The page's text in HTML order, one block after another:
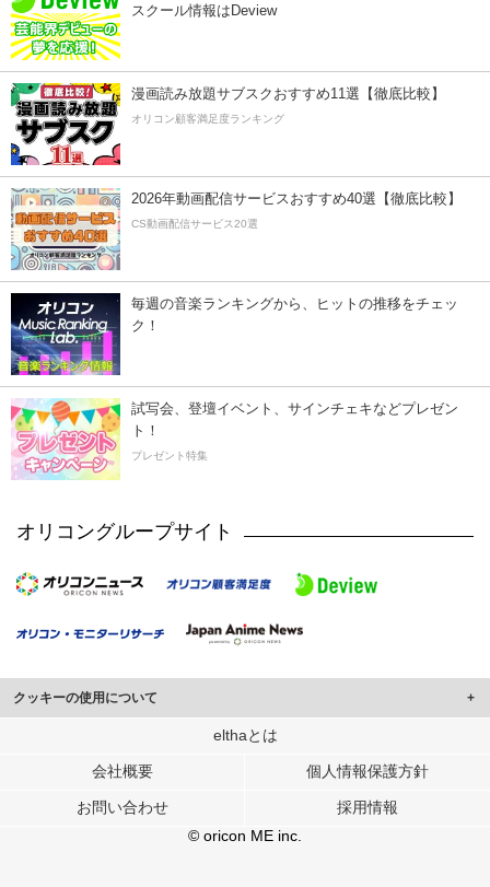
スクール情報はDeview
漫画読み放題サブスクおすすめ11選【徹底比較】
オリコン顧客満足度ランキング
2026年動画配信サービスおすすめ40選【徹底比較】
CS動画配信サービス20選
毎週の音楽ランキングから、ヒットの推移をチェッ
ク！
試写会、登壇イベント、サインチェキなどプレゼン
ト！
プレゼント特集
オリコングループサイト
クッキーの使用について
このサイトでは Cookie を使用して、ユーザーに合わせたコンテンツや広告の
行っています。
メディアや広告配信、データ解析の各パートナーに提供しています。
各パートナーは、この情報とユーザーが各パートナーに提供した他の情報や、
ユーザーが各パートナーのサービスを使用したときに収集した他の情報を組み
elthaとは
会社概要 個人情報保護方針
お問い合わせ
採用情報
© oricon ME inc.